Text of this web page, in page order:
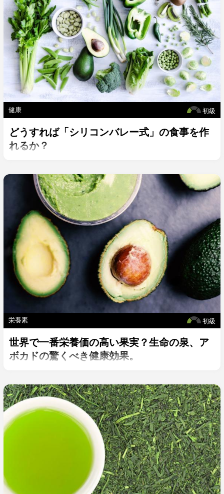
初級
健康
どうすれば「シリコンバレー式」の食事を作
れるか？
初級
栄養素
世界で一番栄養価の高い果実？生命の泉、ア
ボカドの驚くべき健康効果。